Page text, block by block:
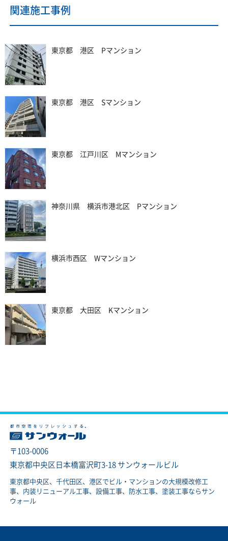
関連施工事例
東京都 港区 Pマンション
東京都 港区 Sマンション
東京都 江戸川区 Mマンション
神奈川県 横浜市港北区 Pマンション
横浜市西区 Wマンション
東京都 大田区 Kマンション
〒103-0006
東京都中央区日本橋富沢町3-18 サンウォールビル
東京都中央区、千代田区、港区でビル・マンションの大規模改修工
事、内装リニューアル工事、設備工事、防水工事、塗装工事ならサン
ウォール